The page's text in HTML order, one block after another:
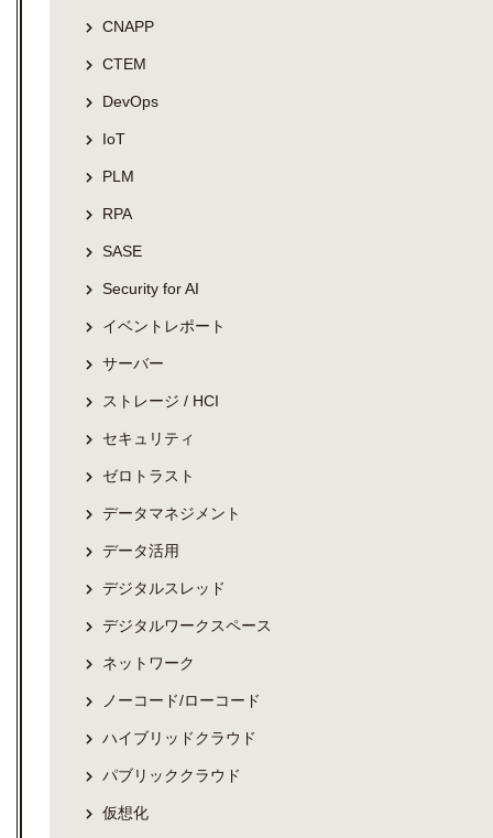
CNAPP
CTEM
DevOps
IoT
PLM
RPA
SASE
Security for AI
イベントレポート
サーバー
ストレージ / HCI
セキュリティ
ゼロトラスト
データマネジメント
データ活用
デジタルスレッド
デジタルワークスペース
ネットワーク
ノーコード/ローコード
ハイブリッドクラウド
パブリッククラウド
仮想化